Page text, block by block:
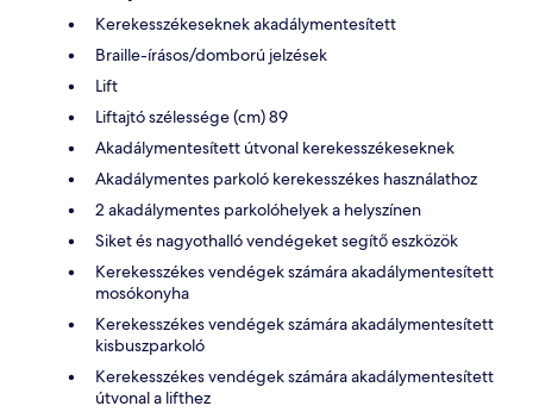
Kerekesszékeseknek akadálymentesített
Braille-írásos/domború jelzések
Lift
Liftajtó szélessége (cm) 89
Akadálymentesített útvonal kerekesszékeseknek
Akadálymentes parkoló kerekesszékes használathoz
2 akadálymentes parkolóhelyek a helyszínen
Siket és nagyothalló vendégeket segítő eszközök
Kerekesszékes vendégek számára akadálymentesített
mosókonyha
Kerekesszékes vendégek számára akadálymentesített
kisbuszparkoló
Kerekesszékes vendégek számára akadálymentesített
útvonal a lifthez